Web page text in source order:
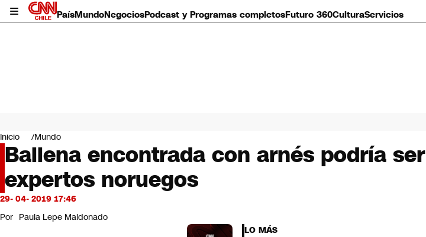
PaísMundoNegociosPodcast y Programas completosFuturo 360CulturaServicios
Mundo
Negocios
Deportes
Programas completos
Cultura
Servicios
Bits
CNN Data
Inicio Mundo
Ballena encontrada con arnés podría
expertos noruegos
29- 04- 2019 17:46
Por Paula Lepe Maldonado
LO MÁS